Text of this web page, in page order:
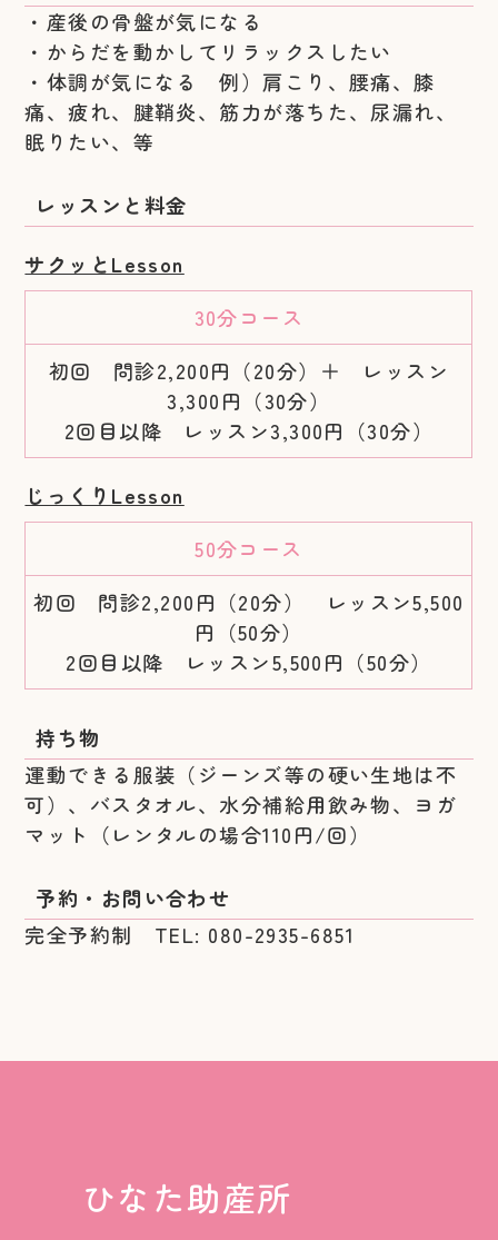
・産後の骨盤が気になる
・からだを動かしてリラックスしたい
・体調が気になる 例）肩こり、腰痛、膝
痛、疲れ、腱鞘炎、筋力が落ちた、尿漏れ、
眠りたい、等
レッスンと料金
サクッとLesson
30分コース
初回 問診2,200円（20分）＋ レッスン
3,300円（30分）
2回目以降 レッスン3,300円（30分）
じっくりLesson
50分コース
初回 問診2,200円（20分） レッスン5,500
円（50分）
2回目以降 レッスン5,500円（50分）
持ち物
運動できる服装（ジーンズ等の硬い生地は不
可）、バスタオル、水分補給用飲み物、ヨガ
マット（レンタルの場合110円/回）
予約・お問い合わせ
完全予約制 TEL: 080-2935-6851
ひなた助産所